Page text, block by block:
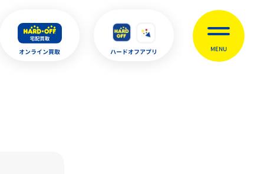
オンライン買取 ハードオフアプリ MENU